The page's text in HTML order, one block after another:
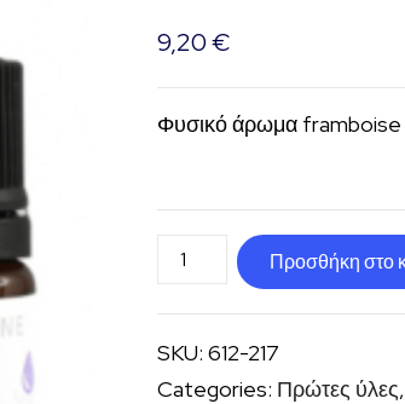
9,20€
Φυσικό άρωμα framboise
Φυσικό
άρωμα
framboise
ποσότητα
Προσθήκη στο
SKU: 612-217
Categories: Πρώτες ύλες,